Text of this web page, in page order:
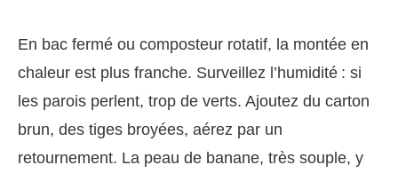
En bac fermé ou composteur rotatif, la montée en
chaleur est plus franche. Surveillez l’humidité : si
les parois perlent, trop de verts. Ajoutez du carton
brun, des tiges broyées, aérez par un
retournement. La peau de banane, très souple, y